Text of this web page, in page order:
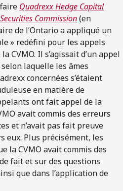
Quadrexx Hedge Capital
Commission(en
de l’Ontario a appliqué un
» redéfini pour les appels
CVMO. Il s’agissait d’un appel
selon laquelle les âmes
concernées s’étaient
en matière de
ont fait appel de la
avait commis des erreurs
et n’avait pas fait preuve
eux. Plus précisément, les
la CVMO avait commis des
fait et sur des questions
que dans l’application de